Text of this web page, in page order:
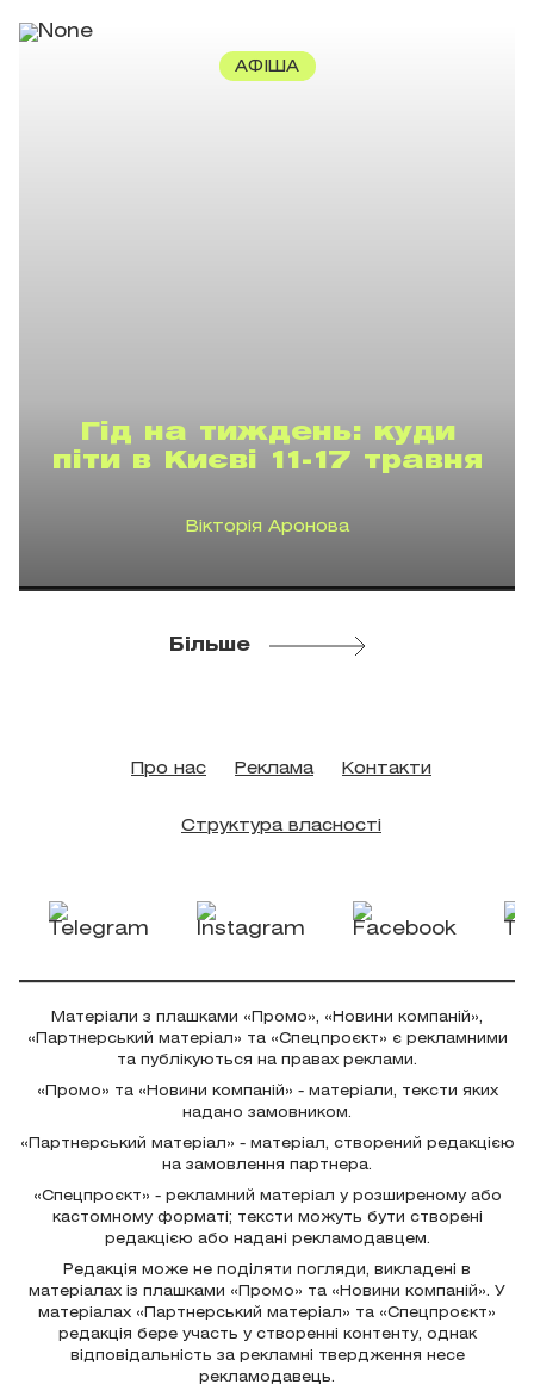
АФІША
Гід на тиждень: куди
піти в Києві 11-17 травня
Вікторія Аронова
Більше
Про нас Реклама Контакти
Структура власності
Матеріали з плашками «Промо», «Новини компаній»,
«Партнерський матеріал» та «Спецпроєкт» є рекламними
та публікуються на правах реклами.
«Промо» та «Новини компаній» - матеріали, тексти яких
надано замовником.
«Партнерський матеріал» - матеріал, створений редакцією
на замовлення партнера.
«Спецпроєкт» - рекламний матеріал у розширеному або
кастомному форматі; тексти можуть бути створені
редакцією або надані рекламодавцем.
Редакція може не поділяти погляди, викладені в
матеріалах із плашками «Промо» та «Новини компаній». У
матеріалах «Партнерський матеріал» та «Спецпроєкт»
редакція бере участь у створенні контенту, однак
відповідальність за рекламні твердження несе
рекламодавець.